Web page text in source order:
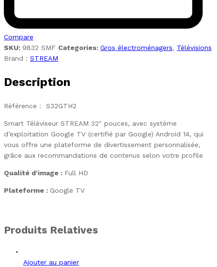
Compare
SKU: 9832 SMF Categories: Gros électroménagers, Télévisions
Brand : STREAM
Description
Référence : S32GTH2
Smart Téléviseur STREAM 32″ pouces, avec système
d’exploitation Google TV (certifié par Google) Android 14, qui
vous offre une plateforme de divertissement personnalisée,
grâce aux recommandations de contenus selon votre profile
Qualité d’image : Full HD
Plateforme : Google TV
Produits Relatives
Ajouter au panier